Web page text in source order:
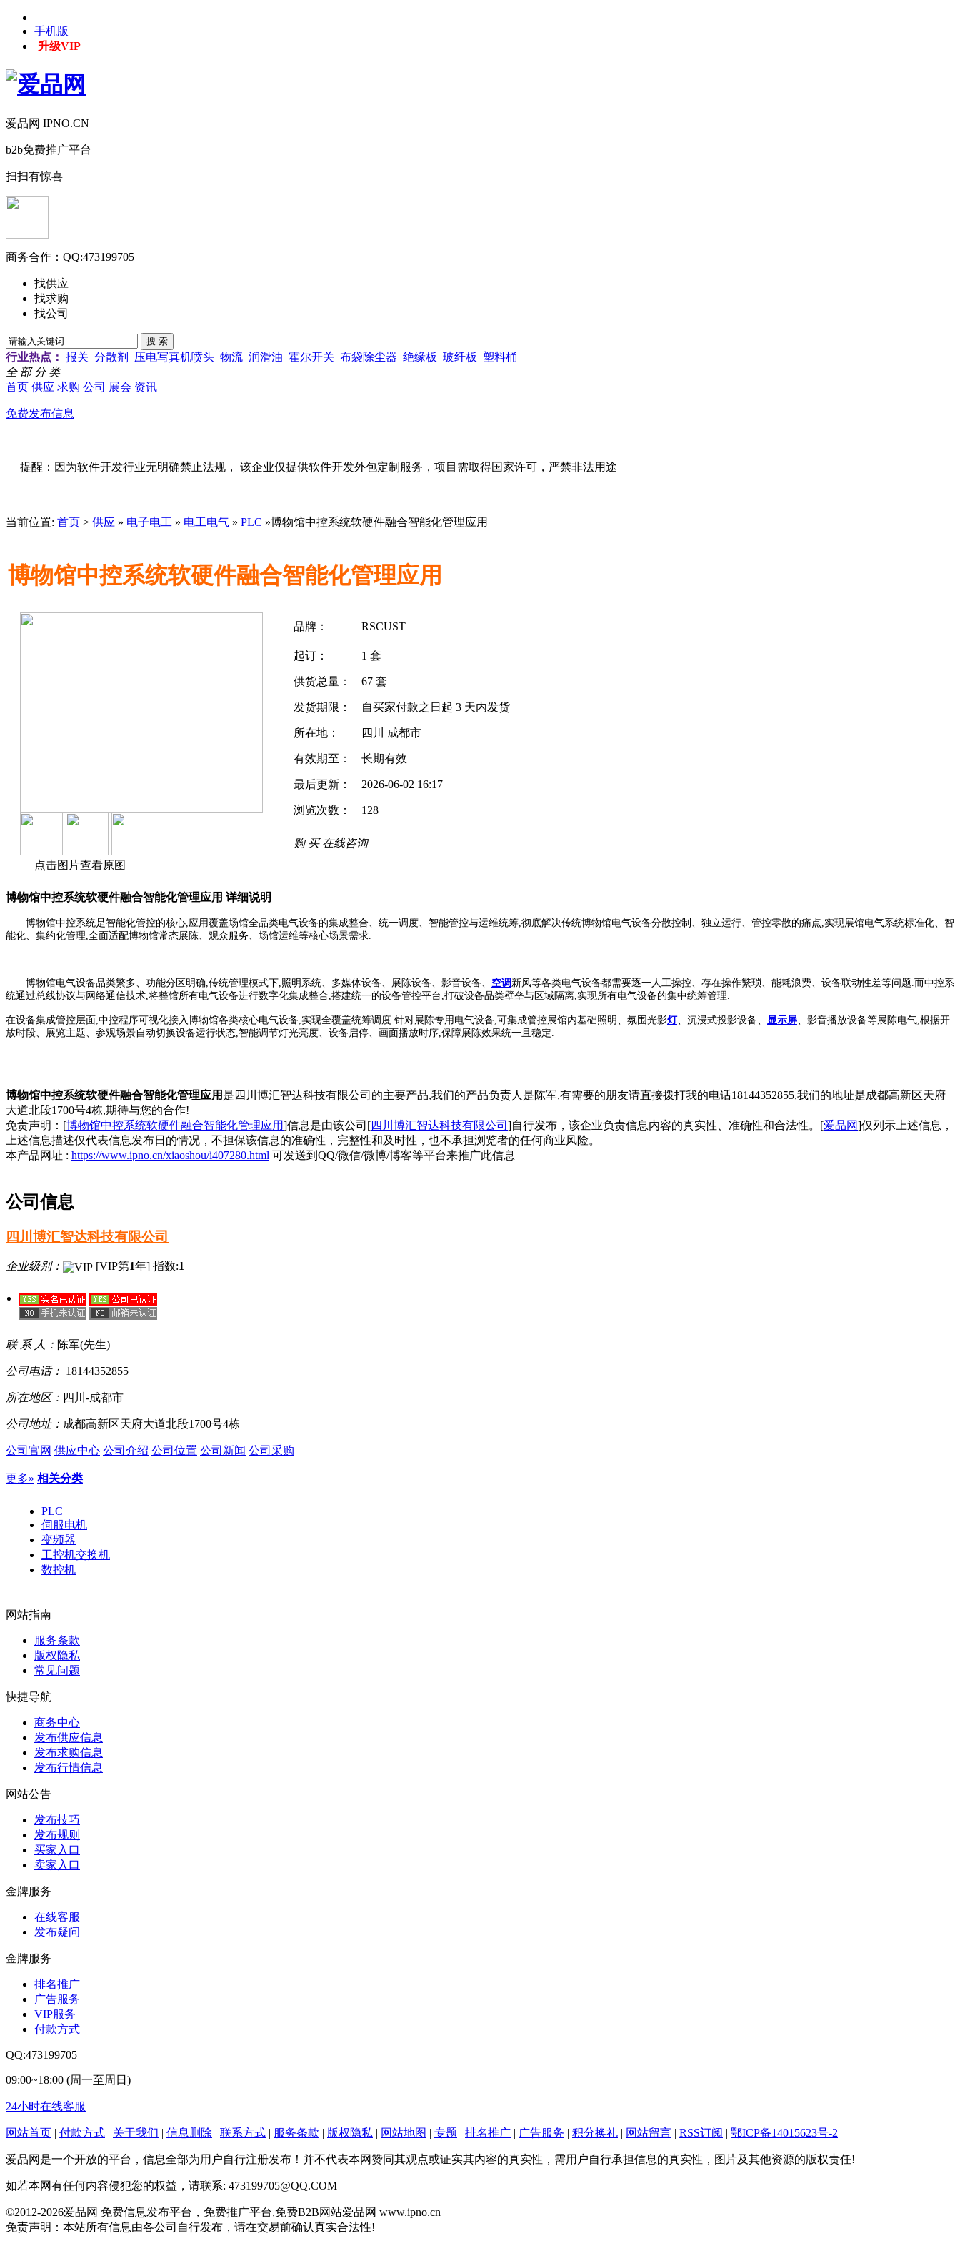
手机版
升级VIP
爱品网 IPNO.CN
b2b免费推广平台
扫扫有惊喜
商务合作： QQ:473199705
找供应
找求购
找公司
行业热点： 报关 分散剂 压电写真机喷头 物流 润滑油 霍尔开关 布袋除尘器 绝缘板 玻纤板
塑料桶
全 部 分 类
首页 供应 求购 公司 展会 资讯
免费发布信息
提醒：因为软件开发行业无明确禁止法规， 该企业仅提供软件开发外包定制服务，项目需取得国家许可，严禁非法用途
当前位置: 首页 > 供应 » 电子电工 » 电工电气 » PLC »博物馆中控系统软硬件融合智能化管理应用
博物馆中控系统软硬件融合智能化管理应用
点击图片查看原图
品牌： RSCUST
起订： 1 套
供货总量： 67 套
发货期限： 自买家付款之日起 3 天内发货
所在地： 四川 成都市
有效期至： 长期有效
最后更新： 2026-06-02 16:17
浏览次数： 128
购 买 在线咨询
博物馆中控系统软硬件融合智能化管理应用 详细说明
博物馆中控系统是智能化管控的核心,应用覆盖场馆全品类电气设备的集成整合、统一调度、智能管控与运维统筹,彻底解决传统博物馆电气设备分散控制、独立运行、管控零散的痛点,实现展馆电气系统标准化、智
能化、集约化管理,全面适配博物馆常态展陈、观众服务、场馆运维等核心场景需求.
博物馆电气设备品类繁多、功能分区明确,传统管理模式下,照明系统、多媒体设备、展陈设备、影音设备、 空调 新风等各类电气设备都需要逐一人工操控、存在操作繁琐、能耗浪费、设备联动性差等问题.而中控系
统通过总线协议与网络通信技术,将整馆所有电气设备进行数字化集成整合,搭建统一的设备管控平台,打破设备品类壁垒与区域隔离,实现所有电气设备的集中统筹管理.
在设备集成管控层面,中控程序可视化接入博物馆各类核心电气设备,实现全覆盖统筹调度.针对展陈专用电气设备,可集成管控展馆内基础照明、氛围光影灯、沉浸式投影设备、 显示屏 、影音播放设备等展陈电气,根据开
放时段、展览主题、参观场景自动切换设备运行状态,智能调节灯光亮度、设备启停、画面播放时序,保障展陈效果统一且稳定.
博物馆中控系统软硬件融合智能化管理应用 是四川博汇智达科技有限公司的主要产品,我们的产品负责人是陈军,有需要的朋友请直接拨打我的电话18144352855,我们的地址是成都高新区天府
大道北段1700号4栋,期待与您的合作!
免责声明：[博物馆中控系统软硬件融合智能化管理应用]信息是由该公司[四川博汇智达科技有限公司 ]自行发布，该企业负责信息内容的真实性、准确性和合法性。[爱品网]仅列示上述信息，
上述信息描述仅代表信息发布日的情况，不担保该信息的准确性，完整性和及时性，也不承担浏览者的任何商业风险。
本产品网址 : https://www.ipno.cn/xiaoshou/i407280.html 可发送到QQ/微信/微博/博客等平台来推广此信息
公司信息
四川博汇智达科技有限公司
企业级别： [VIP第1年] 指数:1
联 系 人： 陈军(先生)
公司电话： 18144352855
所在地区： 四川-成都市
公司地址： 成都高新区天府大道北段1700号4栋
公司官网 供应中心 公司介绍 公司位置 公司新闻 公司采购
更多» 相关分类
PLC
伺服电机
变频器
工控机交换机
数控机
网站指南
服务条款
版权隐私
常见问题
快捷导航
商务中心
发布供应信息
发布求购信息
发布行情信息
网站公告
发布技巧
发布规则
买家入口
卖家入口
金牌服务
在线客服
发布疑问
金牌服务
排名推广
广告服务
VIP服务
付款方式
QQ:473199705
09:00~18:00 (周一至周日)
24小时在线客服
网站首页 | 付款方式 | 关于我们 | 信息删除 | 联系方式 | 服务条款 | 版权隐私 | 网站地图 | 专题 | 排名推广 | 广告服务 | 积分换礼 | 网站留言 | RSS订阅 | 鄂ICP备14015623号-2
爱品网是一个开放的平台，信息全部为用户自行注册发布！并不代表本网赞同其观点或证实其内容的真实性，需用户自行承担信息的真实性，图片及其他资源的版权责任!
如若本网有任何内容侵犯您的权益，请联系: 473199705@QQ.COM
©2012-2026爱品网 免费信息发布平台，免费推广平台,免费B2B网站爱品网 www.ipno.cn
免责声明：本站所有信息由各公司自行发布，请在交易前确认真实合法性!